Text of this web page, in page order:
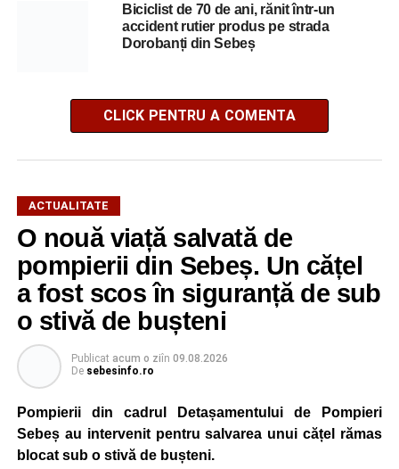
Biciclist de 70 de ani, rănit într-un
accident rutier produs pe strada
Dorobanți din Sebeș
CLICK PENTRU A COMENTA
ACTUALITATE
O nouă viață salvată de
pompierii din Sebeș. Un cățel
a fost scos în siguranță de sub
o stivă de bușteni
Publicat acum o ziîn 09.08.2026
De sebesinfo.ro
Pompierii din cadrul Detașamentului de Pompieri
Sebeș au intervenit pentru salvarea unui cățel rămas
blocat sub o stivă de bușteni.